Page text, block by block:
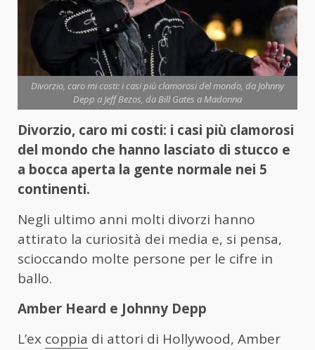
Divorzio, caro mi costi: i casi più clamorosi del mondo, da Johnny
Depp a Jeff Bezos, da Bill Gates a Madonna
Divorzio, caro mi costi: i casi più clamorosi
del mondo che hanno lasciato di stucco e
a bocca aperta la gente normale nei 5
continenti.
Negli ultimo anni molti divorzi hanno
attirato la curiosità dei media e, si pensa,
scioccando molte persone per le cifre in
ballo.
Amber Heard e Johnny Depp
L’ex coppia di attori di Hollywood, Amber